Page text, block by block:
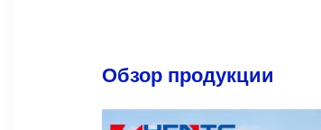
Обзор продукции